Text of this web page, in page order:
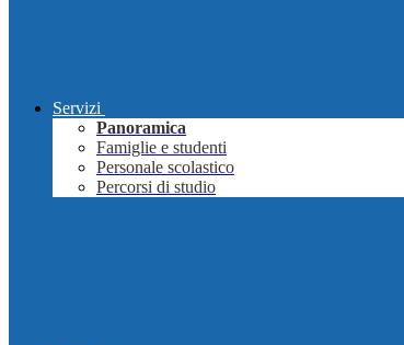
Servizi
Panoramica
Famiglie e studenti
Personale scolastico
Percorsi di studio